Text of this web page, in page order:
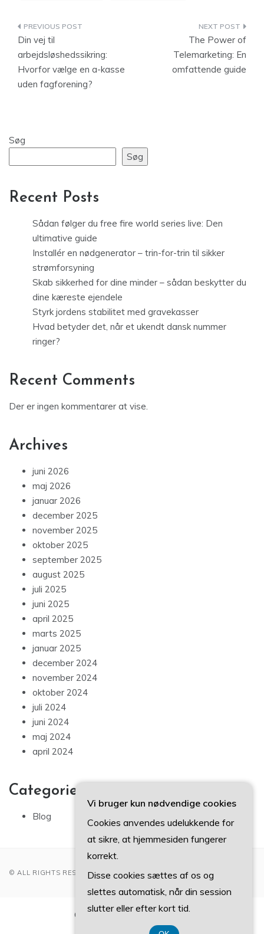
Indlægsnavigation
Din vej til
arbejdsløshedssikring:
Hvorfor vælge en a-kasse
uden fagforening?
The Power of
Telemarketing: En
omfattende guide
Søg
Søg
Recent Posts
Sådan følger du free fire world series live: Den
ultimative guide
Installér en nødgenerator – trin-for-trin til sikker
strømforsyning
Skab sikkerhed for dine minder – sådan beskytter du
dine kæreste ejendele
Styrk jordens stabilitet med gravekasser
Hvad betyder det, når et ukendt dansk nummer
ringer?
Recent Comments
Der er ingen kommentarer at vise.
Archives
juni 2026
maj 2026
januar 2026
december 2025
november 2025
oktober 2025
september 2025
august 2025
juli 2025
juni 2025
april 2025
marts 2025
januar 2025
december 2024
november 2024
oktober 2024
juli 2024
juni 2024
maj 2024
april 2024
Categories
Blog
© ALL RIGHTS RESERVED 2022
CVR-Nummer 37 40 77 39
Vi bruger kun nødvendige cookies
Cookies anvendes udelukkende for
at sikre, at hjemmesiden fungerer
korrekt.
Disse cookies sættes af os og
slettes automatisk, når din session
slutter eller efter kort tid.